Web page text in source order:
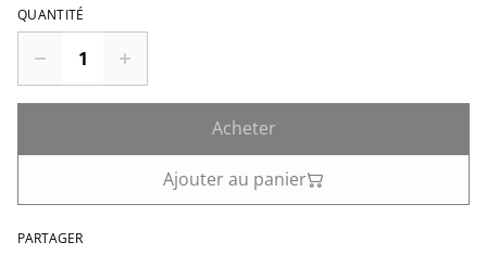
QUANTITÉ
Acheter
Ajouter au panier
PARTAGER